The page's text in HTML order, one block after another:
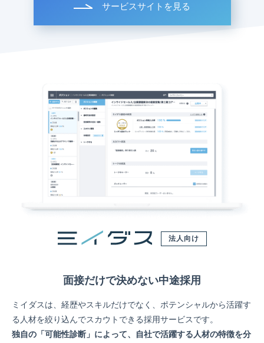
サービスサイトを見る
法人向け
面接だけで決めない中途採用
ミイダスは、経歴やスキルだけでなく、ポテンシャルから活躍す
る人材を絞り込んでスカウトできる採用サービスです。
独自の「可能性診断」によって、自社で活躍する人材の特徴を分